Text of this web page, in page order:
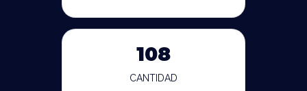
108
CANTIDAD